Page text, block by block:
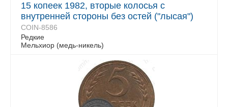
15 копеек 1982, вторые колосья с
внутренней стороны без остей ("лысая")
COIN-8586
Редкие
Мельхиор (медь-никель)